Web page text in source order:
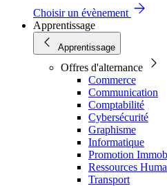
Choisir un évènement
Apprentissage
Apprentissage
Offres d'alternance
Commerce
Communication
Comptabilité
Cybersécurité
Graphisme
Informatique
Promotion
Ressources
Transport